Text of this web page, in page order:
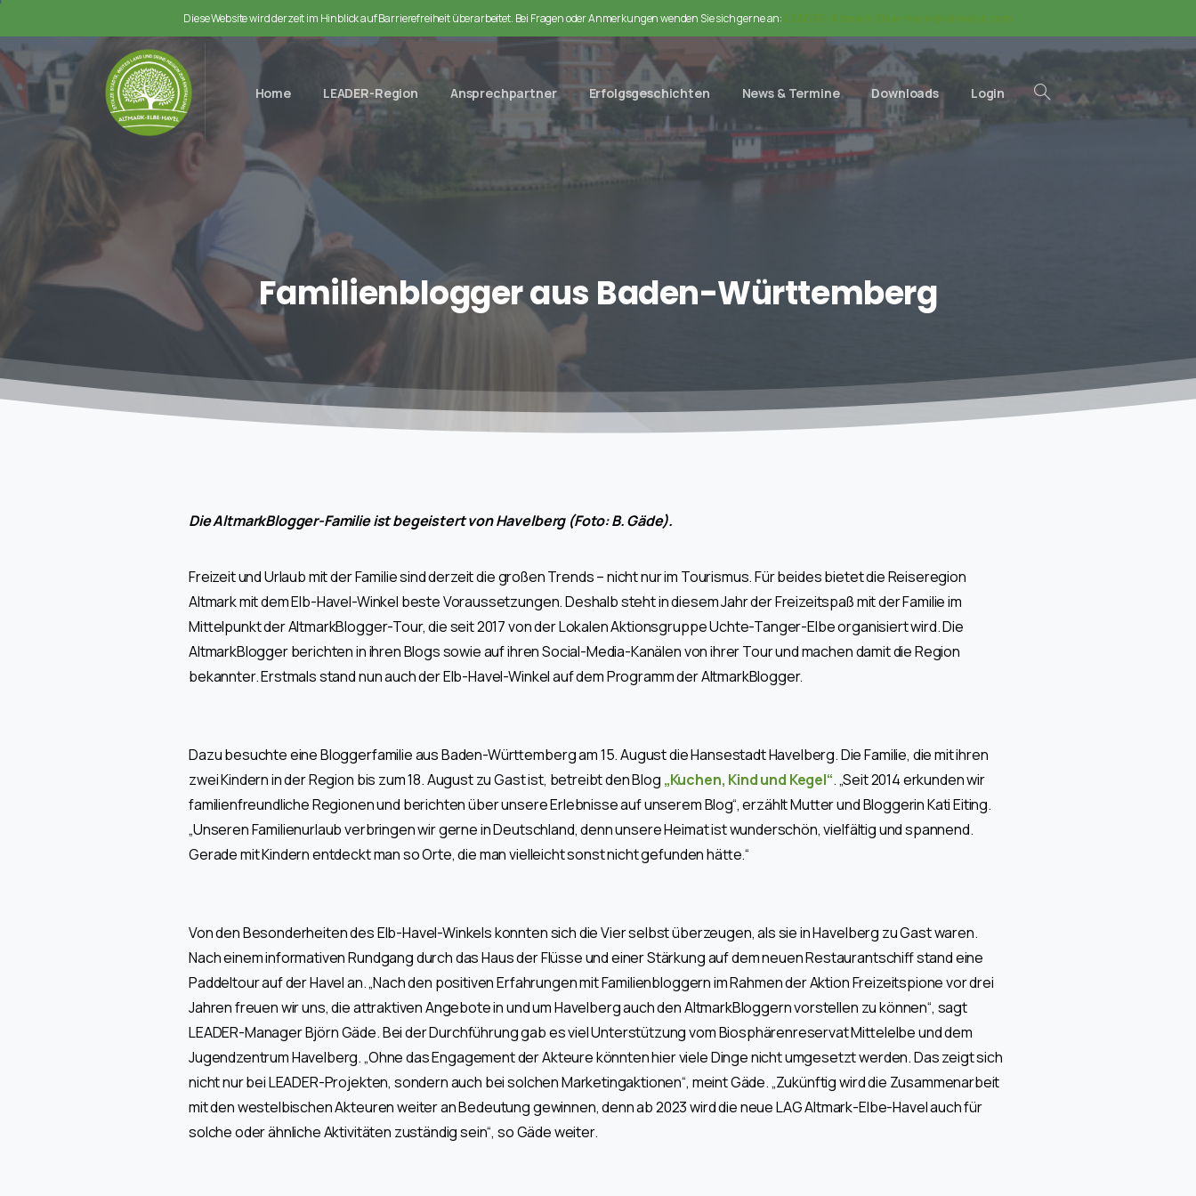
Diese Website wird derzeit im Hinblick auf Barrierefreiheit überarbeitet. Bei Fragen oder Anmerkungen wenden Sie sich gerne an: LEADER-Altmark-Elbe-Havel@vindelici.com
Home LEADER-Region Ansprechpartner Erfolgsgeschichten News & Termine Downloads Login
Familienbloggeraus Baden-Württemberg
Die AltmarkBlogger-Familie ist begeistert von Havelberg (Foto: B. Gäde).
Freizeit und Urlaub mit der Familie sind derzeit die großen Trends – nicht nur im Tourismus. Für beides bietet die Reiseregion
Altmark mit dem Elb-Havel-Winkel beste Voraussetzungen. Deshalb steht in diesem Jahr der Freizeitspaß mit der Familie im
Mittelpunkt der AltmarkBlogger-Tour, die seit 2017 von der Lokalen Aktionsgruppe Uchte-Tanger-Elbe organisiert wird. Die
AltmarkBlogger berichten in ihren Blogs sowie auf ihren Social-Media-Kanälen von ihrer Tour und machen damit die Region
bekannter. Erstmals stand nun auch der Elb-Havel-Winkel auf dem Programm der AltmarkBlogger.
Dazu besuchte eine Bloggerfamilie aus Baden-Württemberg am 15. August die Hansestadt Havelberg. Die Familie, die mit ihren
zwei Kindern in der Region bis zum 18. August zu Gast ist, betreibt den Blog „Kuchen, Kind und Kegel“. „Seit 2014 erkunden wir
familienfreundliche Regionen und berichten über unsere Erlebnisse auf unserem Blog“, erzählt Mutter und Bloggerin Kati Eiting.
„Unseren Familienurlaub verbringen wir gerne in Deutschland, denn unsere Heimat ist wunderschön, vielfältig und spannend.
Gerade mit Kindern entdeckt man so Orte, die man vielleicht sonst nicht gefunden hätte.“
Von den Besonderheiten des Elb-Havel-Winkels konnten sich die Vier selbst überzeugen, als sie in Havelberg zu Gast waren.
Nach einem informativen Rundgang durch das Haus der Flüsse und einer Stärkung auf dem neuen Restaurantschiff stand eine
Paddeltour auf der Havel an. „Nach den positiven Erfahrungen mit Familienbloggern im Rahmen der Aktion Freizeitspione vor drei
Jahren freuen wir uns, die attraktiven Angebote in und um Havelberg auch den AltmarkBloggern vorstellen zu können“, sagt
LEADER-Manager Björn Gäde. Bei der Durchführung gab es viel Unterstützung vom Biosphärenreservat Mittelelbe und dem
Jugendzentrum Havelberg. „Ohne das Engagement der Akteure könnten hier viele Dinge nicht umgesetzt werden. Das zeigt sich
nicht nur bei LEADER-Projekten, sondern auch bei solchen Marketingaktionen“, meint Gäde. „Zukünftig wird die Zusammenarbeit
mit den westelbischen Akteuren weiter an Bedeutung gewinnen, denn ab 2023 wird die neue LAG Altmark-Elbe-Havel auch für
solche oder ähnliche Aktivitäten zuständig sein“, so Gäde weiter.